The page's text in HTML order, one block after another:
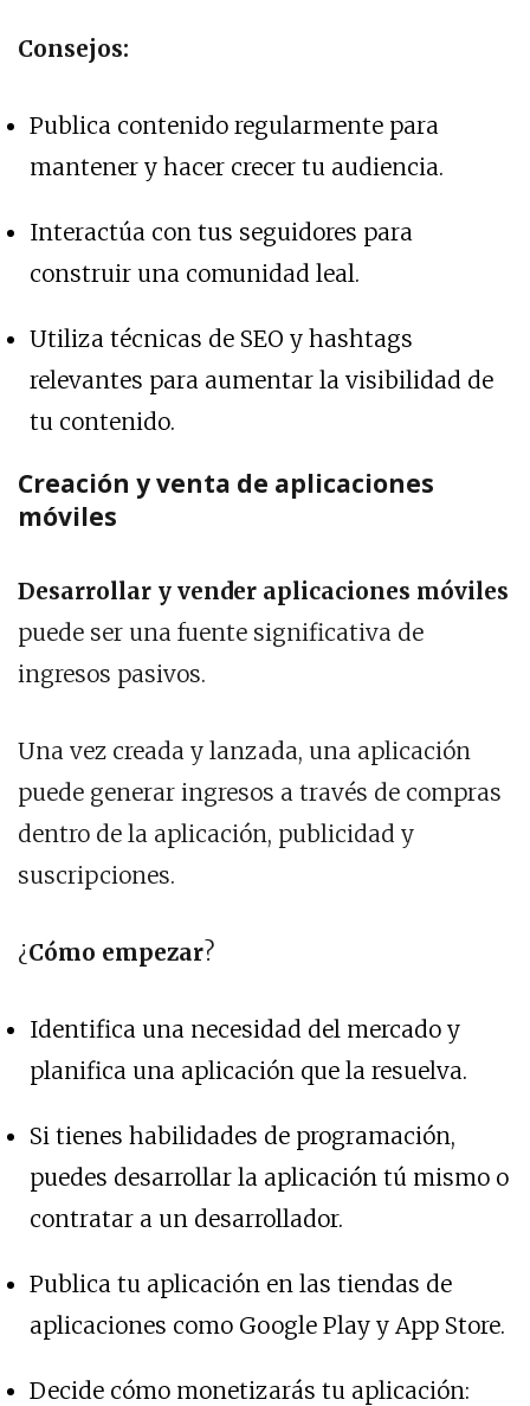
Consejos:
Publica contenido regularmente para
mantener y hacer crecer tu audiencia.
Interactúa con tus seguidores para
construir una comunidad leal.
Utiliza técnicas de SEO y hashtags
relevantes para aumentar la visibilidad de
tu contenido.
Creación y venta de aplicaciones
móviles
Desarrollar y vender aplicaciones móviles
puede ser una fuente significativa de
ingresos pasivos.
Una vez creada y lanzada, una aplicación
puede generar ingresos a través de compras
dentro de la aplicación, publicidad y
suscripciones.
¿Cómo empezar?
Identifica una necesidad del mercado y
planifica una aplicación que la resuelva.
Si tienes habilidades de programación,
puedes desarrollar la aplicación tú mismo o
contratar a un desarrollador.
Publica tu aplicación en las tiendas de
aplicaciones como Google Play y App Store.
Decide cómo monetizarás tu aplicación: